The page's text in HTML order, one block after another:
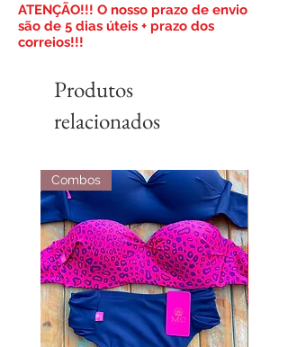
​ATENÇÃO!!! O nosso prazo de envio
são de 5 dias úteis + prazo dos
correios!!!
Produtos
relacionados
Combos